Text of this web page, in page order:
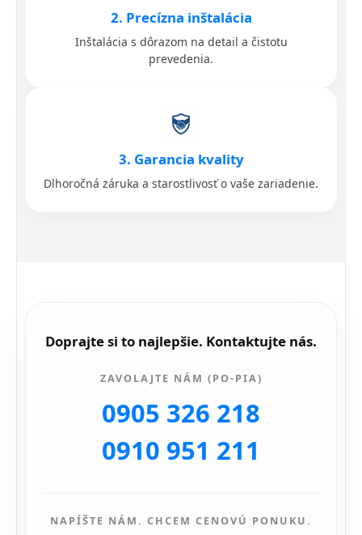
2. Precízna inštalácia
Inštalácia s dôrazom na detail a čistotu
prevedenia.
3. Garancia kvality
Dlhoročná záruka a starostlivosť o vaše zariadenie.
Doprajte si to najlepšie. Kontaktujte nás.
ZAVOLAJTE NÁM (PO-PIA)
0905 326 218
0910 951 211
NAPÍŠTE NÁM. CHCEM CENOVÚ PONUKU.